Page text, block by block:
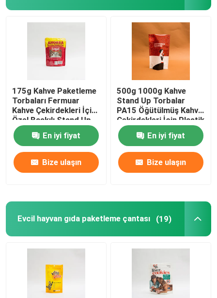
175g Kahve Paketleme
Torbaları Fermuar
Kahve Çekirdekleri İçin
Özel Baskılı Stand Up
Torbalar
En iyi fiyat
Bize ulaşın
500g 1000g Kahve
Stand Up Torbalar
PA15 Öğütülmüş Kahve
Çekirdekleri İçin Plastik
Kahve Poşetleri
En iyi fiyat
Bize ulaşın
Evcil hayvan gıda paketleme çantası (19)